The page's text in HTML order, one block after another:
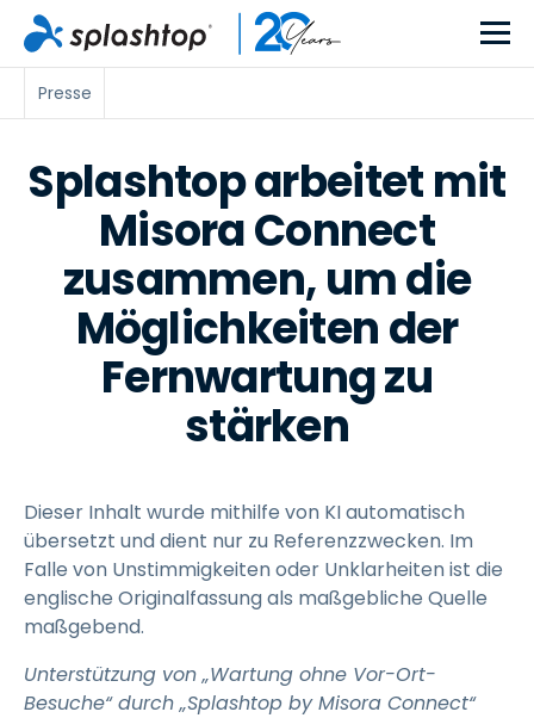
Presse
Splashtop arbeitet mit
Misora Connect
zusammen, um die
Möglichkeiten der
Fernwartung zu
stärken
Dieser Inhalt wurde mithilfe von KI automatisch
übersetzt und dient nur zu Referenzzwecken. Im
Falle von Unstimmigkeiten oder Unklarheiten ist die
englische Originalfassung als maßgebliche Quelle
maßgebend.
Unterstützung von „Wartung ohne Vor-Ort-
Besuche“ durch „Splashtop by Misora Connect“